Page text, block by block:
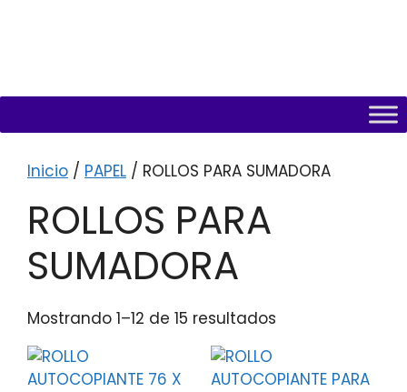
Inicio / PAPEL / ROLLOS PARA SUMADORA
ROLLOS PARA
SUMADORA
Mostrando 1–12 de 15 resultados